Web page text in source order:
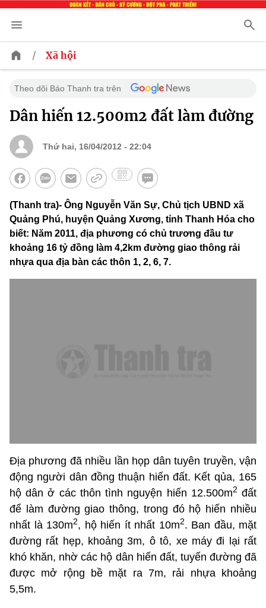
/ Xã hội
Theo dõi Báo Thanh tra trên
Dân hiến 12.500m2 đất làm đường
Thứ hai, 16/04/2012 - 22:04
(Thanh tra)- Ông Nguyễn Văn Sự, Chủ tịch UBND xã
Quảng Phú, huyện Quảng Xương, tỉnh Thanh Hóa cho
biết: Năm 2011, địa phương có chủ trương đầu tư
khoảng 16 tỷ đồng làm 4,2km đường giao thông rải
nhựa qua địa bàn các thôn 1, 2, 6, 7.
Địa phương đã nhiều lần họp dân tuyên truyền, vận
động người dân đồng thuận hiến đất. Kết qủa, 165
hộ dân ở các thôn tình nguyện hiến 12.500m2 đất
để làm đường giao thông, trong đó hộ hiến nhiều
nhất là 130m2, hộ hiến ít nhất 10m2. Ban đầu, mặt
đường rất hẹp, khoảng 3m, ô tô, xe máy đi lại rất
khó khăn, nhờ các hộ dân hiến đất, tuyến đường đã
được mở rộng bề mặt ra 7m, rải nhựa khoảng
5,5m.